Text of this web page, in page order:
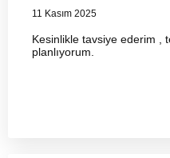
11 Kasım 2025
Kesinlikle tavsiye ederim ,
planlıyorum.